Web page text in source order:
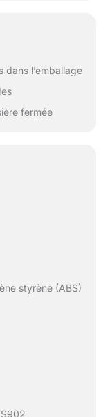
l’emballage
fermée
styrène (ABS)